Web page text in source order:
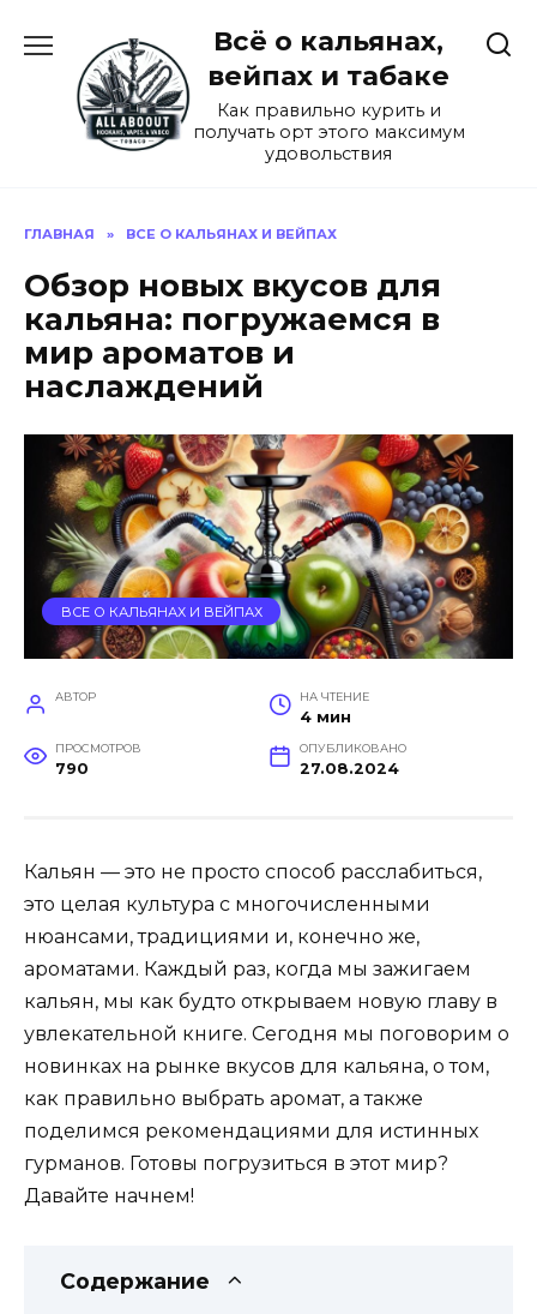
содержанию
Всё о кальянах,
вейпах и табаке
Как правильно курить и
получать орт этого максимум
удовольствия
ГЛАВНАЯ » ВСЕ О КАЛЬЯНАХ И ВЕЙПАХ
Обзор новых вкусов для
кальяна: погружаемся в
мир ароматов и
наслаждений
ВСЕ О КАЛЬЯНАХ И ВЕЙПАХ
АВТОР НА ЧТЕНИЕ
4 мин
ПРОСМОТРОВ
790
ОПУБЛИКОВАНО
27.08.2024
Кальян — это не просто способ расслабиться,
это целая культура с многочисленными
нюансами, традициями и, конечно же,
ароматами. Каждый раз, когда мы зажигаем
кальян, мы как будто открываем новую главу в
увлекательной книге. Сегодня мы поговорим о
новинках на рынке вкусов для кальяна, о том,
как правильно выбрать аромат, а также
поделимся рекомендациями для истинных
гурманов. Готовы погрузиться в этот мир?
Давайте начнем!
Содержание